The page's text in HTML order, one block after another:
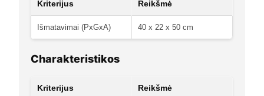
Kriterijus Reikšmė
Išmatavimai (PxGxA) 40 x 22 x 50 cm
Charakteristikos
Kriterijus Reikšmė